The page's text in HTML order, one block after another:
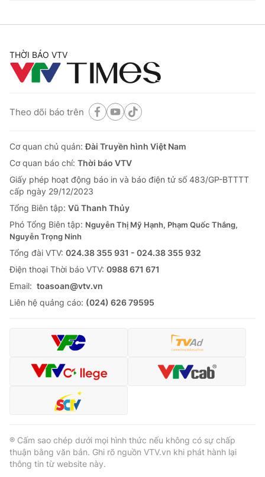
THỜI BÁO VTV
Theo dõi báo trên
Cơ quan chủ quản:Đài Truyền hình Việt Nam
Cơ quan báo chí: Thời báo VTV
Giấy phép hoạt động báo in và báo điện tử số 483/GP-BTTTT
cấp ngày 29/12/2023
Tổng Biên tập: Vũ Thanh Thủy
Phó Tổng Biên tập: Nguyễn Thị Mỹ Hạnh, Phạm Quốc Thắng,
Nguyễn Trọng Ninh
Tổng đài VTV: 024.38 355 931 - 024.38 355 932
Ðiện thoại Thời báo VTV: 0988 671 671
Email: toasoan@vtv.vn
Liên hệ quảng cáo: (024) 626 79595
® Cấm sao chép dưới mọi hình thức nếu không có sự chấp
thuận bằng văn bản. Ghi rõ nguồn VTV.vn khi phát hành lại
thông tin từ website này.